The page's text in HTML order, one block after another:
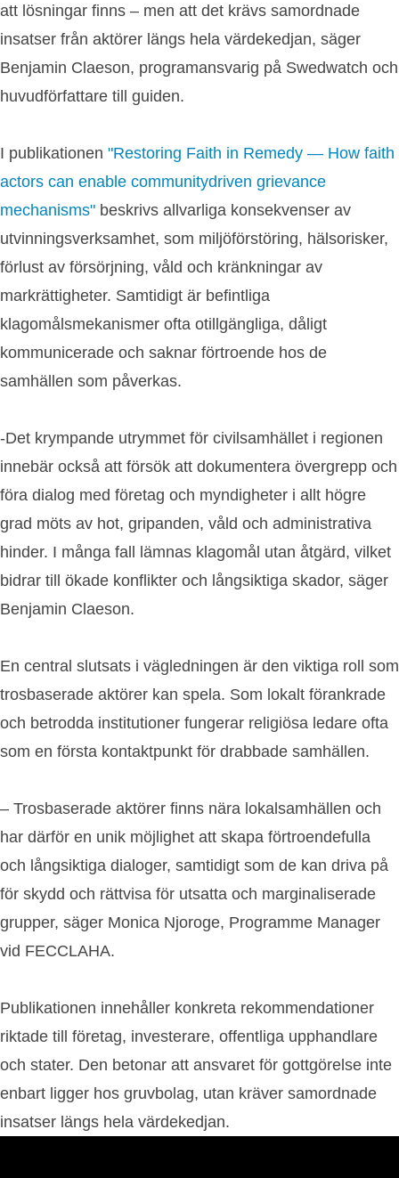
att lösningar finns – men att det krävs samordnade
insatser från aktörer längs hela värdekedjan, säger
Benjamin Claeson, programansvarig på Swedwatch och
huvudförfattare till guiden.
I publikationen "Restoring Faith in Remedy — How faith
actors can enable communitydriven grievance
mechanisms" beskrivs allvarliga konsekvenser av
utvinningsverksamhet, som miljöförstöring, hälsorisker,
förlust av försörjning, våld och kränkningar av
markrättigheter. Samtidigt är befintliga
klagomålsmekanismer ofta otillgängliga, dåligt
kommunicerade och saknar förtroende hos de
samhällen som påverkas.
-Det krympande utrymmet för civilsamhället i regionen
innebär också att försök att dokumentera övergrepp och
föra dialog med företag och myndigheter i allt högre
grad möts av hot, gripanden, våld och administrativa
hinder. I många fall lämnas klagomål utan åtgärd, vilket
bidrar till ökade konflikter och långsiktiga skador, säger
Benjamin Claeson.
En central slutsats i vägledningen är den viktiga roll som
trosbaserade aktörer kan spela. Som lokalt förankrade
och betrodda institutioner fungerar religiösa ledare ofta
som en första kontaktpunkt för drabbade samhällen.
– Trosbaserade aktörer finns nära lokalsamhällen och
har därför en unik möjlighet att skapa förtroendefulla
och långsiktiga dialoger, samtidigt som de kan driva på
för skydd och rättvisa för utsatta och marginaliserade
grupper, säger Monica Njoroge, Programme Manager
vid FECCLAHA.
Publikationen innehåller konkreta rekommendationer
riktade till företag, investerare, offentliga upphandlare
och stater. Den betonar att ansvaret för gottgörelse inte
enbart ligger hos gruvbolag, utan kräver samordnade
insatser längs hela värdekedjan.